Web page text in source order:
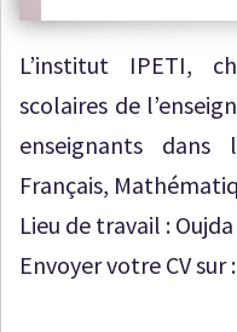
L’institut IPETI,
scolaires de
enseignants dans
Français,
Lieu de travail : Oujda
Envoyer votre CV